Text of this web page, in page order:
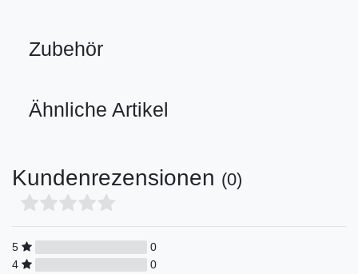
Zubehör
Ähnliche Artikel
Kundenrezensionen (0)
5
0
4
0